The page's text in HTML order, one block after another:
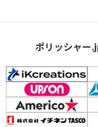
ポリッシャー